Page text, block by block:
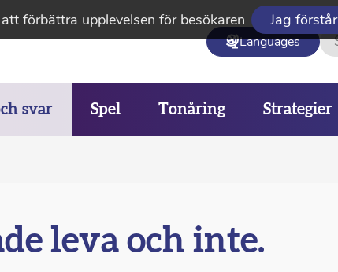
förbättra upplevelsen för besökaren Jag förstår
Languages
svar Spel Tonåring Strategier
leva och inte.